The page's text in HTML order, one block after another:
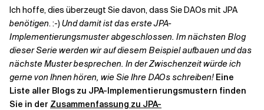
Ich hoffe, dies überzeugt Sie davon, dass Sie DAOs mit JPA
benötigen. :-) Und damit ist das erste JPA-
Implementierungsmuster abgeschlossen. Im nächsten Blog
dieser Serie werden wir auf diesem Beispiel aufbauen und das
nächste Muster besprechen. In der Zwischenzeit würde ich
gerne von Ihnen hören, wie Sie Ihre DAOs schreiben! Eine
Liste aller Blogs zu JPA-Implementierungsmustern finden
Sie in der Zusammenfassung zu JPA-